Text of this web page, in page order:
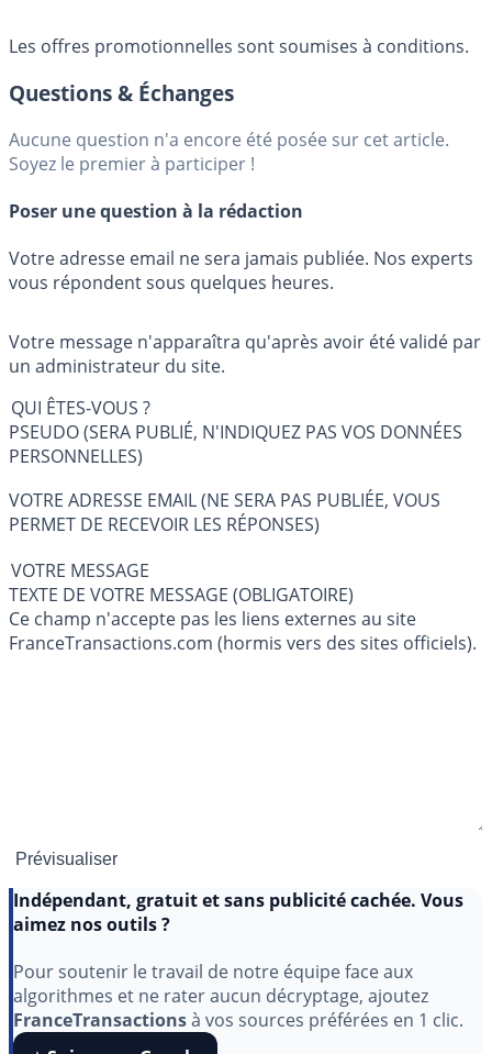
Les offres promotionnelles sont soumises à conditions.
Questions & Échanges
Aucune question n'a encore été posée sur cet article.
Soyez le premier à participer !
Poser une question à la rédaction
Votre adresse email ne sera jamais publiée. Nos experts
vous répondent sous quelques heures.
Votre message n'apparaîtra qu'après avoir été validé par
un administrateur du site.
QUI ÊTES-VOUS ?
PSEUDO (SERA PUBLIÉ, N'INDIQUEZ PAS VOS DONNÉES
PERSONNELLES)
VOTRE ADRESSE EMAIL (NE SERA PAS PUBLIÉE, VOUS
PERMET DE RECEVOIR LES RÉPONSES)
VOTRE MESSAGE
TEXTE DE VOTRE MESSAGE (OBLIGATOIRE)
Ce champ n'accepte pas les liens externes au site
FranceTransactions.com (hormis vers des sites officiels).
Indépendant, gratuit et sans publicité cachée. Vous
Pour soutenir le travail de notre équipe face aux
algorithmes et ne rater aucun décryptage, ajoutez